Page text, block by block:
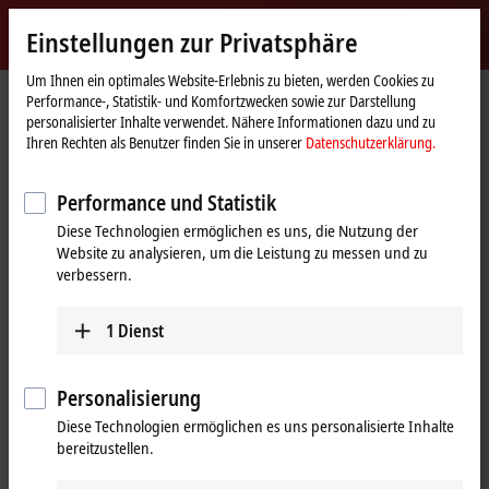
Beckhoff
-
New
Automation
Technology
myBeckhoff
StartseiteUnternehmen News EMO 2023: Beckhoff Messe-TV
Mit Klick auf "Akzeptieren" zeigen wir das Video und passen die
Einstellung zur Privatsphäre an, dabei wird externer Inhalt von
Vimeo geladen. Beachten Sie dazu bitte unsere
18.09.2023
Einstellungen zur Privatsphäre
Um Ihnen ein optimales Website-Erlebnis zu bieten, werden Cookies zu
Performance-, Statistik- und Komfortzwecken sowie zur Darstellung
personalisierter Inhalte verwendet. Nähere Informationen dazu und zu
Ihren Rechten als Benutzer finden Sie in unserer Datenschutzerklärung.
Performance und Statistik
Diese Technologien ermöglichen es uns, die Nutzung der
Website zu analysieren, um die Leistung zu messen und zu
verbessern.
1 Dienst
Personalisierung
Diese Technologien ermöglichen es uns personalisierte Inhalte
bereitzustellen.